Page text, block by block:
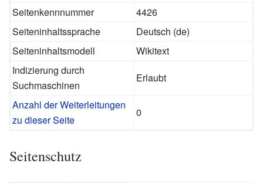
Seitenkennnummer
4426
Seiteninhaltssprache
Deutsch (de)
Seiteninhaltsmodell
Wikitext
Indizierung durch
Suchmaschinen
Erlaubt
Anzahl der Weiterleitungen
zu dieser Seite
0
Seitenschutz